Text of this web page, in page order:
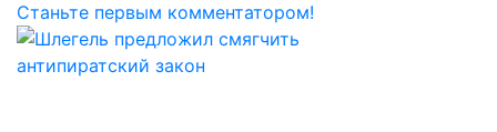
Станьте первым комментатором!